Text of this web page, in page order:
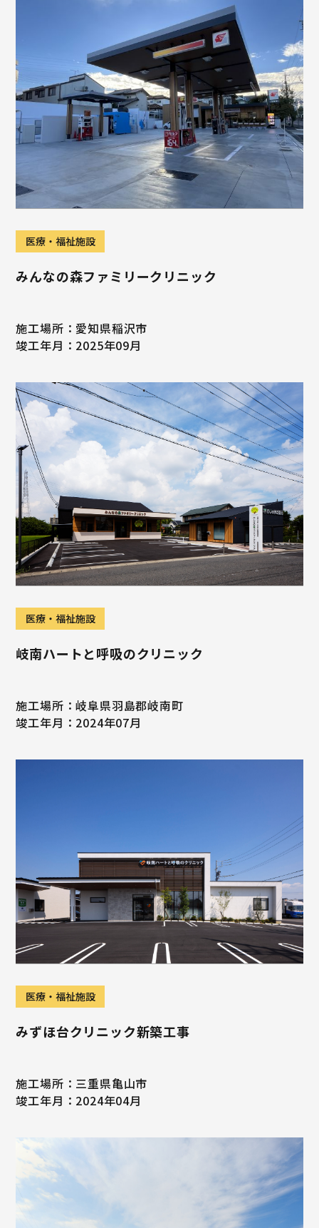
医療・福祉施設
みんなの森ファミリークリニック
施工場所：愛知県稲沢市
竣工年月：2025年09月
医療・福祉施設
岐南ハートと呼吸のクリニック
施工場所：岐阜県羽島郡岐南町
竣工年月：2024年07月
医療・福祉施設
みずほ台クリニック新築工事
施工場所：三重県亀山市
竣工年月：2024年04月